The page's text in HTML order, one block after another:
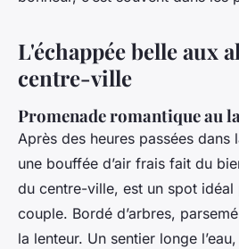
L'échappée belle aux
centre-ville
Promenade romantique au
Après des heures passées dans
une bouffée d’air frais fait du
du centre-ville, est un spot idéal
couple. Bordé d’arbres,
la lenteur. Un sentier longe